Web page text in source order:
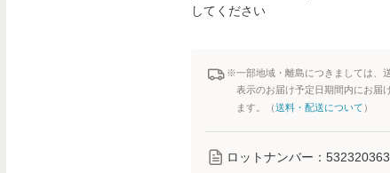
してください
※一部地域・離島につきましては、
表示のお届け予定日期間内にお届
ます。（送料・配送について ）
ロットナンバー： 532320363